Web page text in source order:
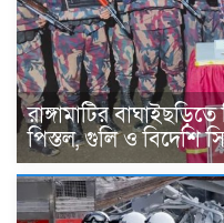
রাঙ্গামাটির
পিস্তল, গুলি ও বিদেশি